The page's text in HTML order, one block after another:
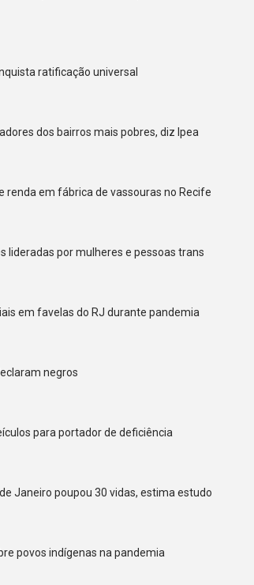
ratificação universal
dos bairros mais pobres, diz Ipea
renda em fábrica de vassouras no Recife
lideradas por mulheres e pessoas trans
em favelas do RJ durante pandemia
negros
para portador de deficiência
Janeiro poupou 30 vidas, estima estudo
povos indígenas na pandemia